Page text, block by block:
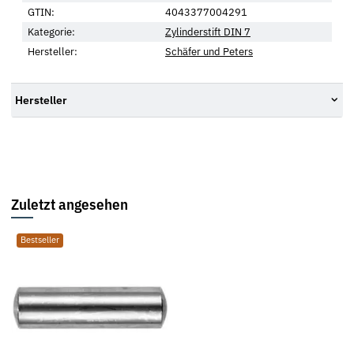
GTIN:
4043377004291
Kategorie:
Zylinderstift DIN 7
Hersteller:
Schäfer und Peters
Hersteller
Zuletzt angesehen
Bestseller